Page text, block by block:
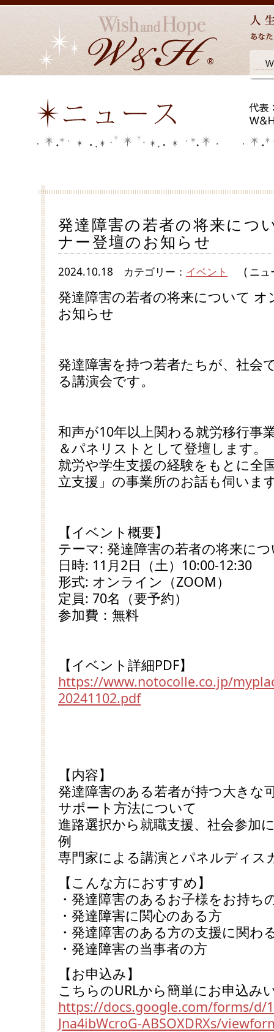
発達障害の若者の将来につ
ナー登壇のお知らせ
2024.10.18 カテゴリー： イベント ( ニュ
発達障害の若者の将来について
お知らせ
発達障害を持つ若者たちが、社会
る講演会です。
和声が10年以上関わる就労移行事
＆パネリストとして登壇します。
就労や学生支援の経験をもとに全
立支援」の事業所のお話も伺いま
【イベント概要】
テーマ: 発達障害の若者の将来に
日時: 11月2日（土）10:00-12:30
形式: オンライン（ZOOM）
定員: 70名（要予約）
参加費：無料
【イベント詳細PDF】
https://www.notocolle.co.jp/
20241102.pdf
【内容】
発達障害のある若者が持つ大きな
サポート方法について
進路選択から就職支援、社会参加
例
専門家による講演とパネルディス
【こんな方におすすめ】
・発達障害のあるお子様をお持ち
・発達障害に関心のある方
・発達障害のある方の支援に関わ
・発達障害の当事者の方
【お申込み】
こちらのURLから簡単にお申込み
https://docs.google.com/forms/d/
Jna4ibWcroG-ABSOXDRXs/